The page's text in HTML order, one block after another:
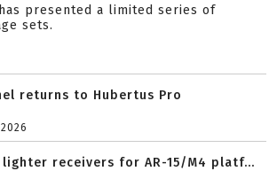
presented a limited series of
sets.
returns to Hubertus Pro
lighter receivers for AR-15/M4 platf...